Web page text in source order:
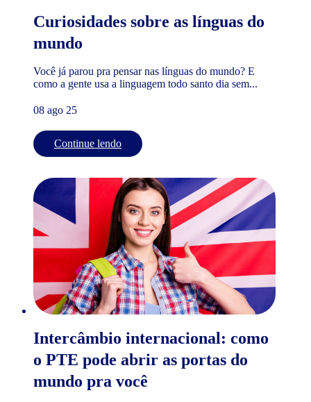
Curiosidades sobre as línguas do
mundo
Você já parou pra pensar nas línguas do mundo? E
como a gente usa a linguagem todo santo dia sem...
08 ago 25
Continue lendo
Intercâmbio internacional: como
o PTE pode abrir as portas do
mundo pra você